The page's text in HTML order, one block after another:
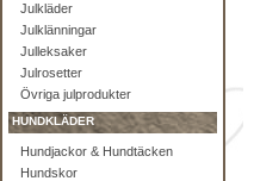
Julkläder
Julklänningar
Julleksaker
Julrosetter
Övriga julprodukter
HUNDKLÄDER
Hundjackor & Hundtäcken
Hundskor